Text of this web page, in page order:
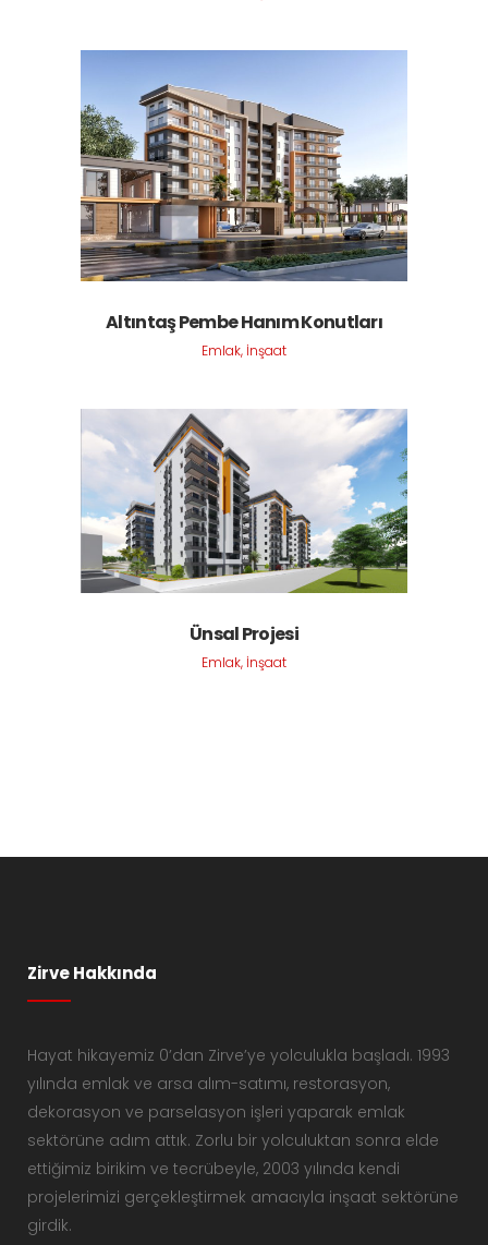
Altıntaş Pembe Hanım Konutları
Emlak, İnşaat
Ünsal Projesi
Emlak, İnşaat
Zirve Hakkında
Hayat hikayemiz 0’dan Zirve’ye yolculukla başladı. 1993
yılında emlak ve arsa alım-satımı, restorasyon,
dekorasyon ve parselasyon işleri yaparak emlak
sektörüne adım attık. Zorlu bir yolculuktan sonra elde
ettiğimiz birikim ve tecrübeyle, 2003 yılında kendi
projelerimizi gerçekleştirmek amacıyla inşaat sektörüne
girdik.